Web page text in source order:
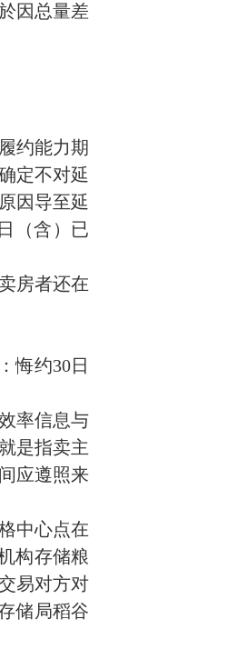
因总量差
约能力期
定不对延
因导至延
（含）已
房者还在
悔约30日
率信息与
是指卖主
应遵照来
中心点在
构存储粮
易对方对
储局稻谷